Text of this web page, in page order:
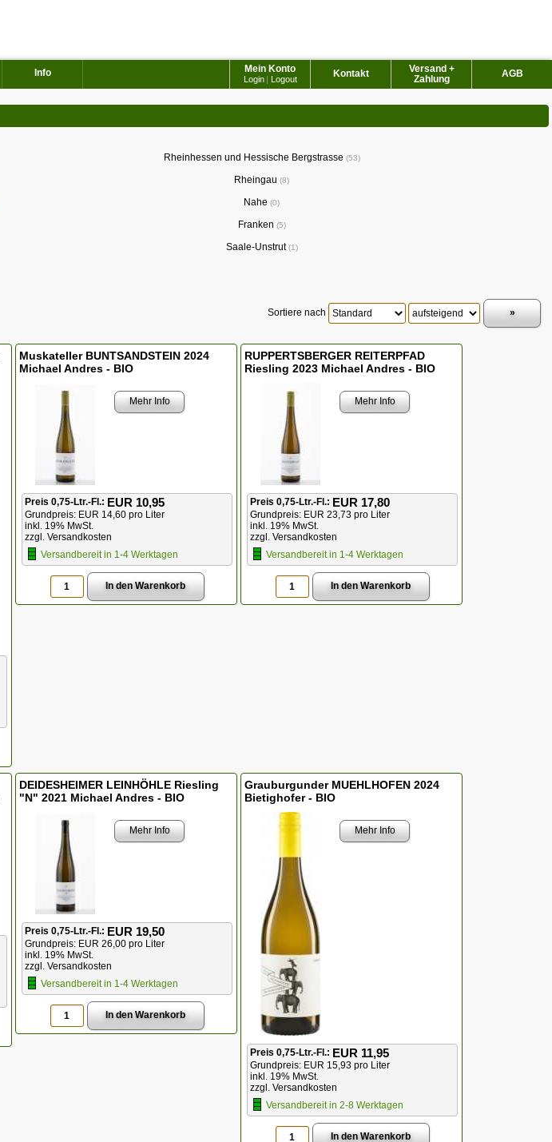
Info AGB
Versand +
Zahlung
Kontakt
Mein Konto
Login | Logout
Rheinhessen und Hessische Bergstrasse 53
Rheingau 8
Nahe 0
Franken 5
Saale-Unstrut 1
Sortiere nach
Muskateller BUNTSANDSTEIN 2024
Michael Andres - BIO
Mehr Info
Preis 0,75-Ltr.-Fl.: EUR 10,95
Grundpreis: EUR 14,60 pro Liter
inkl. 19% MwSt.
zzgl. Versandkosten
Versandbereit in 1-4 Werktagen
RUPPERTSBERGER REITERPFAD
Riesling 2023 Michael Andres - BIO
Mehr Info
Preis 0,75-Ltr.-Fl.: EUR 17,80
Grundpreis: EUR 23,73 pro Liter
inkl. 19% MwSt.
zzgl. Versandkosten
Versandbereit in 1-4 Werktagen
DEIDESHEIMER LEINHÖHLE Riesling
"N" 2021 Michael Andres - BIO
Mehr Info
Preis 0,75-Ltr.-Fl.: EUR 19,50
Grundpreis: EUR 26,00 pro Liter
inkl. 19% MwSt.
zzgl. Versandkosten
Versandbereit in 1-4 Werktagen
Grauburgunder MUEHLHOFEN 2024
Bietighofer - BIO
Mehr Info
Preis 0,75-Ltr.-Fl.: EUR 11,95
Grundpreis: EUR 15,93 pro Liter
inkl. 19% MwSt.
zzgl. Versandkosten
Versandbereit in 2-8 Werktagen